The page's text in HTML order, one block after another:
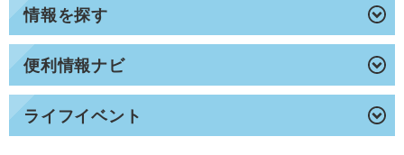
情報を探す
便利情報ナビ
ライフイベント